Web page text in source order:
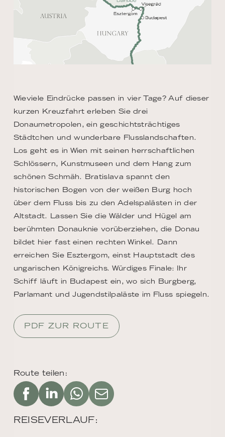
Route teilen:
REISEVERLAUF:
Wieviele Eindrücke passen in vier Tage? Auf dieser
kurzen Kreuzfahrt erleben Sie drei
Donaumetropolen, ein geschichtsträchtiges
Städtchen und wunderbare Flusslandschaften.
Los geht es in Wien mit seinen herrschaftlichen
Schlössern, Kunstmuseen und dem Hang zum
schönen Schmäh. Bratislava spannt den
historischen Bogen von der weißen Burg hoch
über dem Fluss bis zu den Adelspalästen in der
Altstadt. Lassen Sie die Wälder und Hügel am
berühmten Donauknie vorüberziehen, die Donau
bildet hier fast einen rechten Winkel. Dann
erreichen Sie Esztergom, einst Hauptstadt des
ungarischen Königreichs. Würdiges Finale: Ihr
Schiff läuft in Budapest ein, wo sich Burgberg,
Parlamant und Jugendstilpaläste im Fluss spiegeln.
PDF ZUR ROUTE